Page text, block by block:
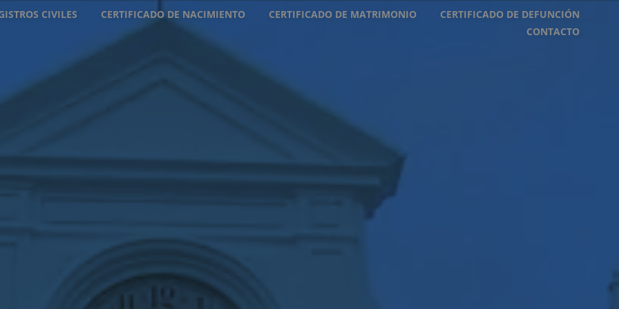
CIVILES CERTIFICADO DE NACIMIENTO CERTIFICADO DE MATRIMONIO
CERTIFICADO DE DEFUNCIÓN
CONTACTO